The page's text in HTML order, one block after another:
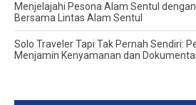
Menjelajahi Pesona Alam Sentul
Bersama Lintas Alam Sentul
Solo Traveler Tapi Tak Pernah Sendiri:
Menjamin Kenyamanan dan